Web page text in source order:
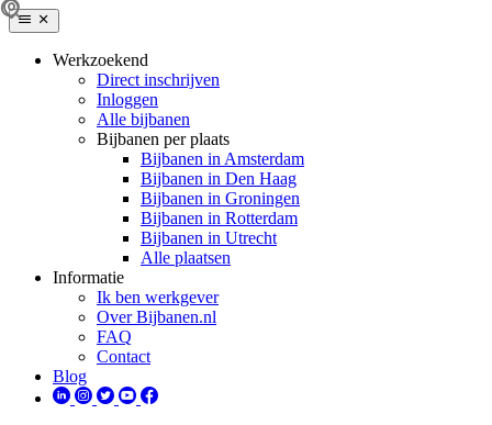
Werkzoekend
Direct inschrijven
Inloggen
Alle bijbanen
Bijbanen per plaats
Bijbanen in Amsterdam
Bijbanen in Den Haag
Bijbanen in Groningen
Bijbanen in Rotterdam
Bijbanen in Utrecht
Alle plaatsen
Informatie
Ik ben werkgever
Over Bijbanen.nl
FAQ
Contact
Blog